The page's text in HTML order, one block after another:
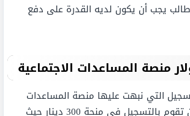
يجب أن يكون لديه القدرة على دفع
التي نبهت عليها منصة المساعدات
الاجتماعية يمكنك أن تقوم بالتسجيل في منحة 300 دينار حيث